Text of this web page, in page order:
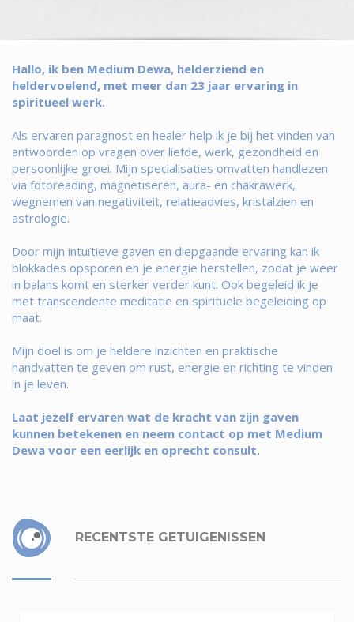
Hallo, ik ben Medium Dewa, helderziend en
heldervoelend, met meer dan 23 jaar ervaring in
spiritueel werk.
Als ervaren paragnost en healer help ik je bij het vinden van
antwoorden op vragen over liefde, werk, gezondheid en
persoonlijke groei. Mijn specialisaties omvatten handlezen
via fotoreading, magnetiseren, aura- en chakrawerk,
wegnemen van negativiteit, relatieadvies, kristalzien en
astrologie.
Door mijn intuïtieve gaven en diepgaande ervaring kan ik
blokkades opsporen en je energie herstellen, zodat je weer
in balans komt en sterker verder kunt. Ook begeleid ik je
met transcendente meditatie en spirituele begeleiding op
maat.
Mijn doel is om je heldere inzichten en praktische
handvatten te geven om rust, energie en richting te vinden
in je leven.
Laat jezelf ervaren wat de kracht van zijn gaven
kunnen betekenen en neem contact op met Medium
Dewa voor een eerlijk en oprecht consult.
RECENTSTE GETUIGENISSEN